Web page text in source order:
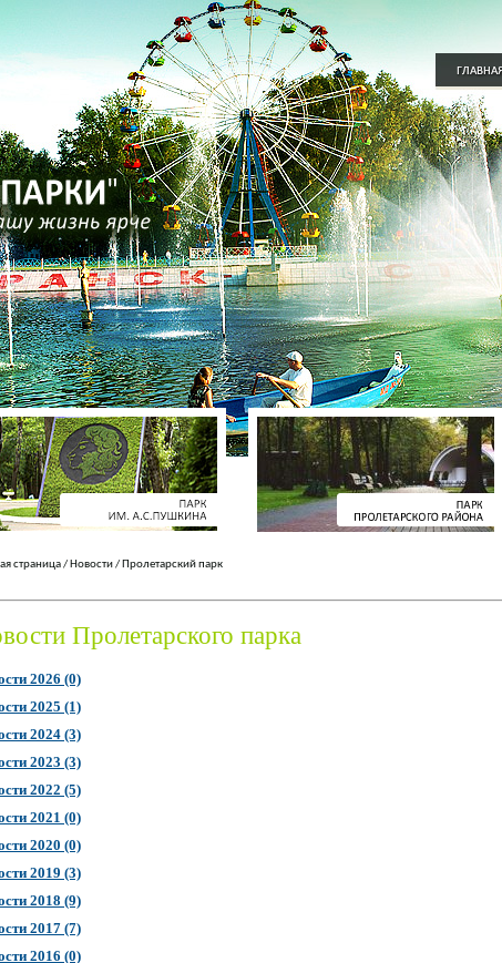
страница/ Новости/ Пролетарский парк
Пролетарского парка
2026 (0)
2025 (1)
2024 (3)
2023 (3)
2022 (5)
2021 (0)
2020 (0)
2019 (3)
2018 (9)
2017 (7)
2016 (0)